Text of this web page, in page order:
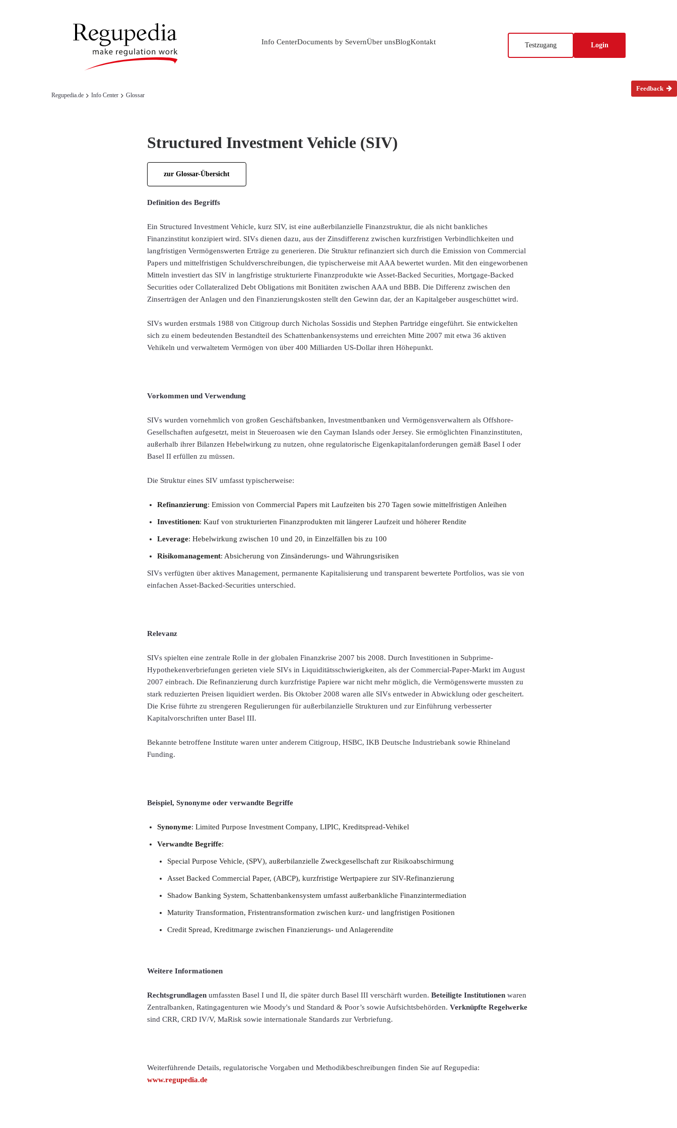
Testzugang Login
Info CenterDocuments by SevernÜber unsBlogKontakt
Regupedia.de Info Center Glossar
Feedback
Structured Investment Vehicle (SIV)
zur Glossar-Übersicht
Definition des Begriffs
Ein Structured Investment Vehicle, kurz SIV, ist eine außerbilanzielle Finanzstruktur, die als nicht bankliches
Finanzinstitut konzipiert wird. SIVs dienen dazu, aus der Zinsdifferenz zwischen kurzfristigen Verbindlichkeiten und
langfristigen Vermögenswerten Erträge zu generieren. Die Struktur refinanziert sich durch die Emission von Commercial
Papers und mittelfristigen Schuldverschreibungen, die typischerweise mit AAA bewertet wurden. Mit den eingeworbenen
Mitteln investiert das SIV in langfristige strukturierte Finanzprodukte wie Asset-Backed Securities, Mortgage-Backed
Securities oder Collateralized Debt Obligations mit Bonitäten zwischen AAA und BBB. Die Differenz zwischen den
Zinserträgen der Anlagen und den Finanzierungskosten stellt den Gewinn dar, der an Kapitalgeber ausgeschüttet wird.
SIVs wurden erstmals 1988 von Citigroup durch Nicholas Sossidis und Stephen Partridge eingeführt. Sie entwickelten
sich zu einem bedeutenden Bestandteil des Schattenbankensystems und erreichten Mitte 2007 mit etwa 36 aktiven
Vehikeln und verwaltetem Vermögen von über 400 Milliarden US-Dollar ihren Höhepunkt.
Vorkommen und Verwendung
SIVs wurden vornehmlich von großen Geschäftsbanken, Investmentbanken und Vermögensverwaltern als Offshore-
Gesellschaften aufgesetzt, meist in Steueroasen wie den Cayman Islands oder Jersey. Sie ermöglichten Finanzinstituten,
außerhalb ihrer Bilanzen Hebelwirkung zu nutzen, ohne regulatorische Eigenkapitalanforderungen gemäß Basel I oder
Basel II erfüllen zu müssen.
Die Struktur eines SIV umfasst typischerweise:
Refinanzierung: Emission von Commercial Papers mit Laufzeiten bis 270 Tagen sowie mittelfristigen Anleihen
Investitionen: Kauf von strukturierten Finanzprodukten mit längerer Laufzeit und höherer Rendite
Leverage: Hebelwirkung zwischen 10 und 20, in Einzelfällen bis zu 100
Risikomanagement: Absicherung von Zinsänderungs- und Währungsrisiken
SIVs verfügten über aktives Management, permanente Kapitalisierung und transparent bewertete Portfolios, was sie von
einfachen Asset-Backed-Securities unterschied.
Relevanz
SIVs spielten eine zentrale Rolle in der globalen Finanzkrise 2007 bis 2008. Durch Investitionen in Subprime-
Hypothekenverbriefungen gerieten viele SIVs in Liquiditätsschwierigkeiten, als der Commercial-Paper-Markt im August
2007 einbrach. Die Refinanzierung durch kurzfristige Papiere war nicht mehr möglich, die Vermögenswerte mussten zu
stark reduzierten Preisen liquidiert werden. Bis Oktober 2008 waren alle SIVs entweder in Abwicklung oder gescheitert.
Die Krise führte zu strengeren Regulierungen für außerbilanzielle Strukturen und zur Einführung verbesserter
Kapitalvorschriften unter Basel III.
Bekannte betroffene Institute waren unter anderem Citigroup, HSBC, IKB Deutsche Industriebank sowie Rhineland
Funding.
Beispiel, Synonyme oder verwandte Begriffe
Synonyme: Limited Purpose Investment Company, LIPIC, Kreditspread-Vehikel
Verwandte Begriffe:
Special Purpose Vehicle, (SPV), außerbilanzielle Zweckgesellschaft zur Risikoabschirmung
Asset Backed Commercial Paper, (ABCP), kurzfristige Wertpapiere zur SIV-Refinanzierung
Shadow Banking System, Schattenbankensystem umfasst außerbankliche Finanzintermediation
Maturity Transformation, Fristentransformation zwischen kurz- und langfristigen Positionen
Credit Spread, Kreditmarge zwischen Finanzierungs- und Anlagerendite
Weitere Informationen
Rechtsgrundlagen umfassten Basel I und II, die später durch Basel III verschärft wurden. Beteiligte Institutionen waren
Zentralbanken, Ratingagenturen wie Moody's und Standard & Poor’s sowie Aufsichtsbehörden. Verknüpfte Regelwerke
sind CRR, CRD IV/V, MaRisk sowie internationale Standards zur Verbriefung.
Weiterführende Details, regulatorische Vorgaben und Methodikbeschreibungen finden Sie auf Regupedia:
www.regupedia.de